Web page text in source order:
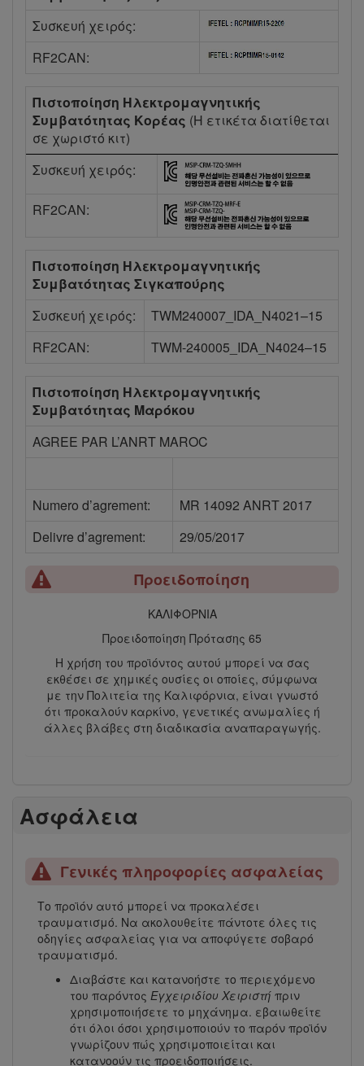
Συσκευή χειρός:
RF2CAN:
Πιστοποίηση Ηλεκτρομαγνητικής
Συμβατότητας Κορέας (Η ετικέτα διατίθεται
σε χωριστό κιτ)
Συσκευή χειρός:
RF2CAN:
Πιστοποίηση Ηλεκτρομαγνητικής
Συμβατότητας Σιγκαπούρης
Συσκευή χειρός:
TWM240007_IDA_N4021–15
RF2CAN:
TWM-240005_IDA_N4024–15
Πιστοποίηση Ηλεκτρομαγνητικής
Συμβατότητας Μαρόκου
AGREE PAR L’ANRT MAROC
Numero d’agrement:
MR 14092 ANRT 2017
Delivre d’agrement:
29/05/2017
Προειδοποίηση
ΚΑΛΙΦΟΡΝΙΑ
Προειδοποίηση Πρότασης 65
Η χρήση του προϊόντος αυτού μπορεί να σας
εκθέσει σε χημικές ουσίες οι οποίες, σύμφωνα
με την Πολιτεία της Καλιφόρνια, είναι γνωστό
ότι προκαλούν καρκίνο, γενετικές ανωμαλίες ή
άλλες βλάβες στη διαδικασία αναπαραγωγής.
Ασφάλεια
Γενικές πληροφορίες ασφαλείας
Το προϊόν αυτό μπορεί να προκαλέσει
τραυματισμό. Να ακολουθείτε πάντοτε όλες τις
οδηγίες ασφαλείας για να αποφύγετε σοβαρό
τραυματισμό.
Διαβάστε και κατανοήστε το περιεχόμενο
του παρόντος Εγχειριδίου Χειριστή πριν
χρησιμοποιήσετε το μηχάνημα. εβαιωθείτε
ότι όλοι όσοι χρησιμοποιούν το παρόν προϊόν
γνωρίζουν πώς χρησιμοποιείται και
κατανοούν τις προειδοποιήσεις.